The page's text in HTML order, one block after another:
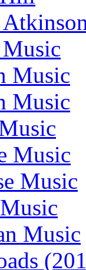
Music
Music
Music
Music
Music